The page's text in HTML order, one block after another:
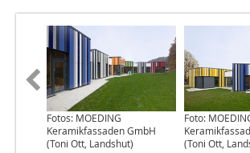
Fotos: MOEDING
Keramikfassaden GmbH
(Toni Ott, Landshut)
Foto:
(Toni Ott,